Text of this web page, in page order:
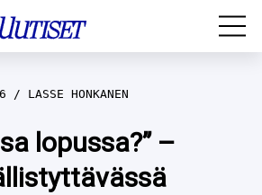
LASSE HONKANEN
lopussa?” –